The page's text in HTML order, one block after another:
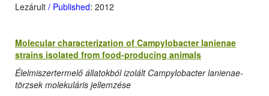
Lezárult / Published: 2012
Molecular characterization of Campylobacter lanienae
strains isolated from food-producing animals
Élelmiszertermelő állatokból izolált Campylobacter lanienae-
törzsek molekuláris jellemzése